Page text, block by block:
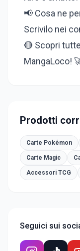
📢 Cosa ne
Scrivilo nei
🔴 Scopri
MangaLoco!
Prodotti
Carte Pokémon
Carte Magic
Accessori TCG
Seguici sui